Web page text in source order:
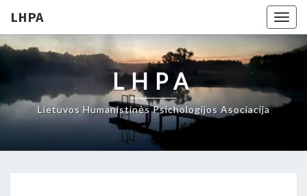
LHPA
LHPA
Lietuvos Humanistinės Psichologijos Asociacija